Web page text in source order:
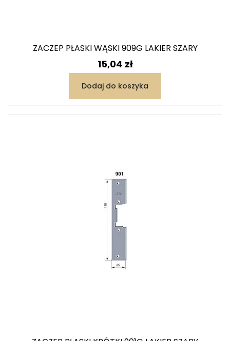
ZACZEP PŁASKI WĄSKI 909G LAKIER SZARY
Cena
15,04 zł
Dodaj do koszyka